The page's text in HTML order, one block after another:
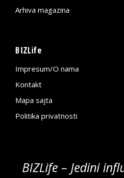
Arhiva magazina
BIZLife
Impresum/O nama
Kontakt
Mapa sajta
Politika privatnosti
BIZLife – Jedini